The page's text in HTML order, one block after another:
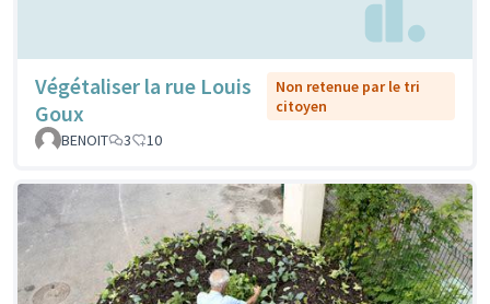
Végétaliser la rue Louis
Goux
Non retenue par le tri
citoyen
BENOIT
3 10